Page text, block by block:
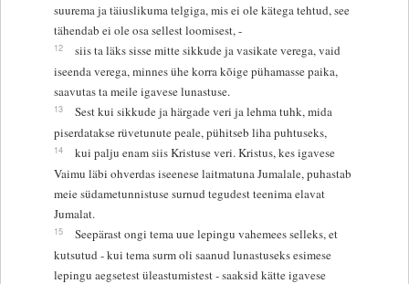
suurema ja täiuslikuma telgiga, mis ei ole kätega tehtud, see
tähendab ei ole osa sellest loomisest, -
12
siis ta läks sisse mitte sikkude ja vasikate verega, vaid
iseenda verega, minnes ühe korra kõige pühamasse paika,
saavutas ta meile igavese lunastuse.
13
Sest kui sikkude ja härgade veri ja lehma tuhk, mida
piserdatakse rüvetunute peale, pühitseb liha puhtuseks,
14
kui palju enam siis Kristuse veri. Kristus, kes igavese
Vaimu läbi ohverdas iseenese laitmatuna Jumalale, puhastab
meie südametunnistuse surnud tegudest teenima elavat
Jumalat.
15
Seepärast ongi tema uue lepingu vahemees selleks, et
kutsutud - kui tema surm oli saanud lunastuseks esimese
lepingu aegsetest üleastumistest - saaksid kätte igavese